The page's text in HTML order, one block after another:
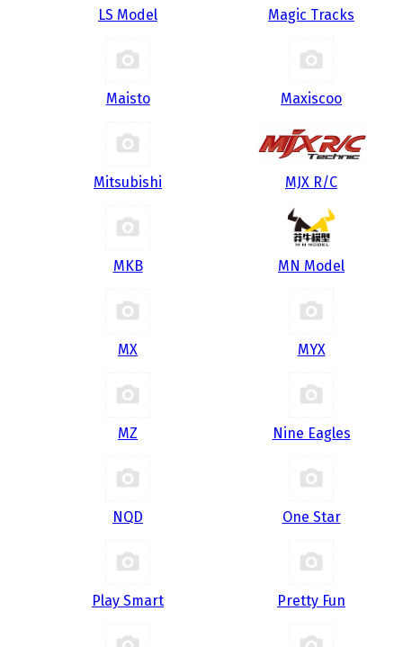
LS Model Magic Tracks
Maisto Maxiscoo
Mitsubishi MJX R/C
MKB MN Model
MX MYX
MZ Nine Eagles
NQD One Star
Play Smart Pretty Fun